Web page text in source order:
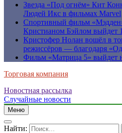
Звезда «Под огнём» Кит
Людей Икс в фильмах Marvel
Спортивный фильм
Кристианом Бэйлом выйдет
Кристофер Нолан вошёл в
режиссёров — благодаря
Фильм «Матрица 5» выйдет
Торговая компания
Новостная рассылка
Случайные новости
Меню
Найти: